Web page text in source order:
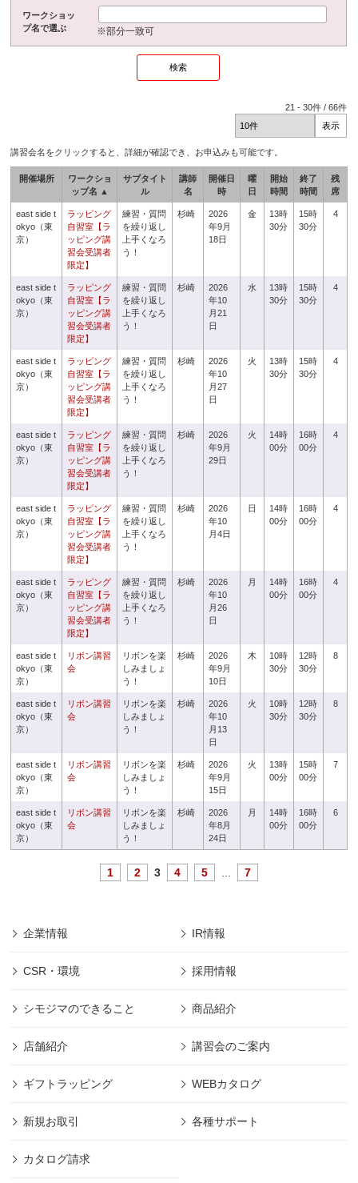
ワークショッ
プ名で選ぶ
※部分一致可
21 -30件 /66件
講習会名をクリックすると、詳細が確認でき、お申込みも可能です。
開催場所
ワークショ
ップ名 ▲
サブタイト
ル
講師
名
開催日
時
曜
日
開始
時間
終了
時間
残
席
east side t
okyo（東
京）
ラッピング
自習室【ラ
ッピング講
習会受講者
限定】
練習・質問
を繰り返し
上手くなろ
う！
杉崎
2026
年9月
18日
金
13時
30分
15時
30分
4
east side t
okyo（東
京）
ラッピング
自習室【ラ
ッピング講
習会受講者
限定】
練習・質問
を繰り返し
上手くなろ
う！
杉崎
2026
年10
月21
日
水
13時
30分
15時
30分
4
east side t
okyo（東
京）
ラッピング
自習室【ラ
ッピング講
習会受講者
限定】
練習・質問
を繰り返し
上手くなろ
う！
杉崎
2026
年10
月27
日
火
13時
30分
15時
30分
4
east side t
okyo（東
京）
ラッピング
自習室【ラ
ッピング講
習会受講者
限定】
練習・質問
を繰り返し
上手くなろ
う！
杉崎
2026
年9月
29日
火
14時
00分
16時
00分
4
east side t
okyo（東
京）
ラッピング
自習室【ラ
ッピング講
習会受講者
限定】
練習・質問
を繰り返し
上手くなろ
う！
杉崎
2026
年10
月4日
日
14時
00分
16時
00分
4
east side t
okyo（東
京）
ラッピング
自習室【ラ
ッピング講
習会受講者
限定】
練習・質問
を繰り返し
上手くなろ
う！
杉崎
2026
年10
月26
日
月
14時
00分
16時
00分
4
east side t
okyo（東
京）
リボン講習
会
リボンを楽
しみましょ
う！
杉崎
2026
年9月
10日
木
10時
30分
12時
30分
8
east side t
okyo（東
京）
リボン講習
会
リボンを楽
しみましょ
う！
杉崎
2026
年10
月13
日
火
10時
30分
12時
30分
8
east side t
okyo（東
京）
リボン講習
会
リボンを楽
しみましょ
う！
杉崎
2026
年9月
15日
火
13時
00分
15時
00分
7
east side t
okyo（東
京）
リボン講習
会
リボンを楽
しみましょ
う！
杉崎
2026
年8月
24日
月
14時
00分
16時
00分
6
1 2 3 4 5 7
企業情報 IR情報
CSR・環境 採用情報
シモジマのできること 商品紹介
店舗紹介 講習会のご案内
ギフトラッピング WEBカタログ
新規お取引 各種サポート
カタログ請求